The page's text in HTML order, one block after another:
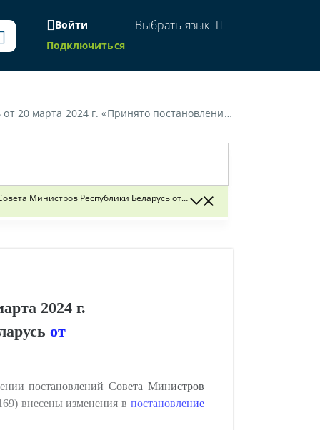
Войти
Подключиться
Выбрать язык
Совета Министров Республики Беларусь от 17 марта 2016 г. № 206 и от 15 июня 2019 г. № 395"»
Министров Республики Беларусь от 17 марта 2016 г. № 206 и от 15
2024 г.
от
постановлений Совета Министров
внесены изменения в постановление